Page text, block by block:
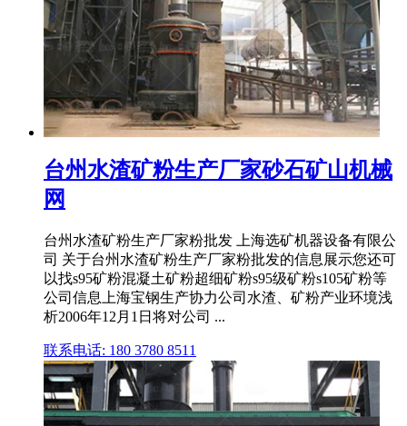
台州水渣矿粉生产厂家砂石矿山机械
网
台州水渣矿粉生产厂家粉批发 上海选矿机器设备有限公
司 关于台州水渣矿粉生产厂家粉批发的信息展示您还可
以找s95矿粉混凝土矿粉超细矿粉s95级矿粉s105矿粉等
公司信息上海宝钢生产协力公司水渣、矿粉产业环境浅
析2006年12月1日将对公司 ...
联系电话: 180 3780 8511